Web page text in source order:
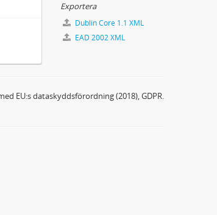
Exportera
Dublin Core 1.1 XML
EAD 2002 XML
EU:s dataskyddsförordning (2018), GDPR.